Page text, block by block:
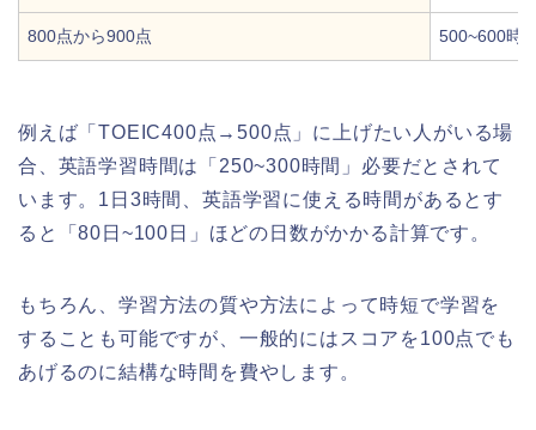
800点から900点 500~600時
例えば「TOEIC400点→500点」に上げたい人がいる場
合、英語学習時間は「250~300時間」必要だとされて
います。1日3時間、英語学習に使える時間があるとす
ると「80日~100日」ほどの日数がかかる計算です。
もちろん、学習方法の質や方法によって時短で学習を
することも可能ですが、一般的にはスコアを100点でも
あげるのに結構な時間を費やします。